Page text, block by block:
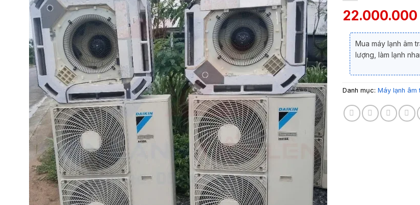
22.000.000
Mua máy lạnh âm
lượng, làm lạnh
Danh mục: Máy lạnh âm